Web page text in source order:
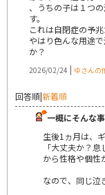
、うちの子は１つ
す。
これは自閉症の予
やはり色んな用途
か？
2026/02/24 | ゆさんの
回答順|新着順
一概にそんな
生後1ヵ月は、
「大丈夫か？
から性格や個性
なので、同じ泣